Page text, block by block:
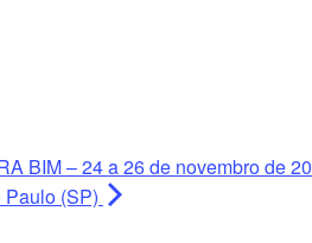
BIM – 24 a 26 de novembro de
(SP)